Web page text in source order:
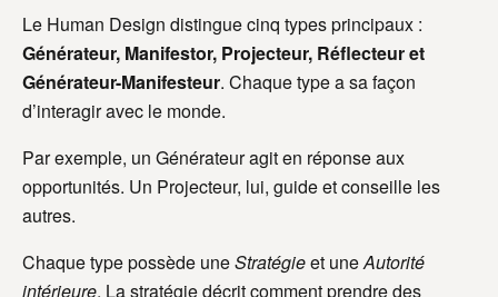
Le Human Design distingue cinq types principaux :
Générateur, Manifestor, Projecteur, Réflecteur et
Générateur-Manifesteur. Chaque type a sa façon
d’interagir avec le monde.
Par exemple, un Générateur agit en réponse aux
opportunités. Un Projecteur, lui, guide et conseille les
autres.
Chaque type possède uneStratégieet uneAutorité
intérieure. La stratégie décrit comment prendre des